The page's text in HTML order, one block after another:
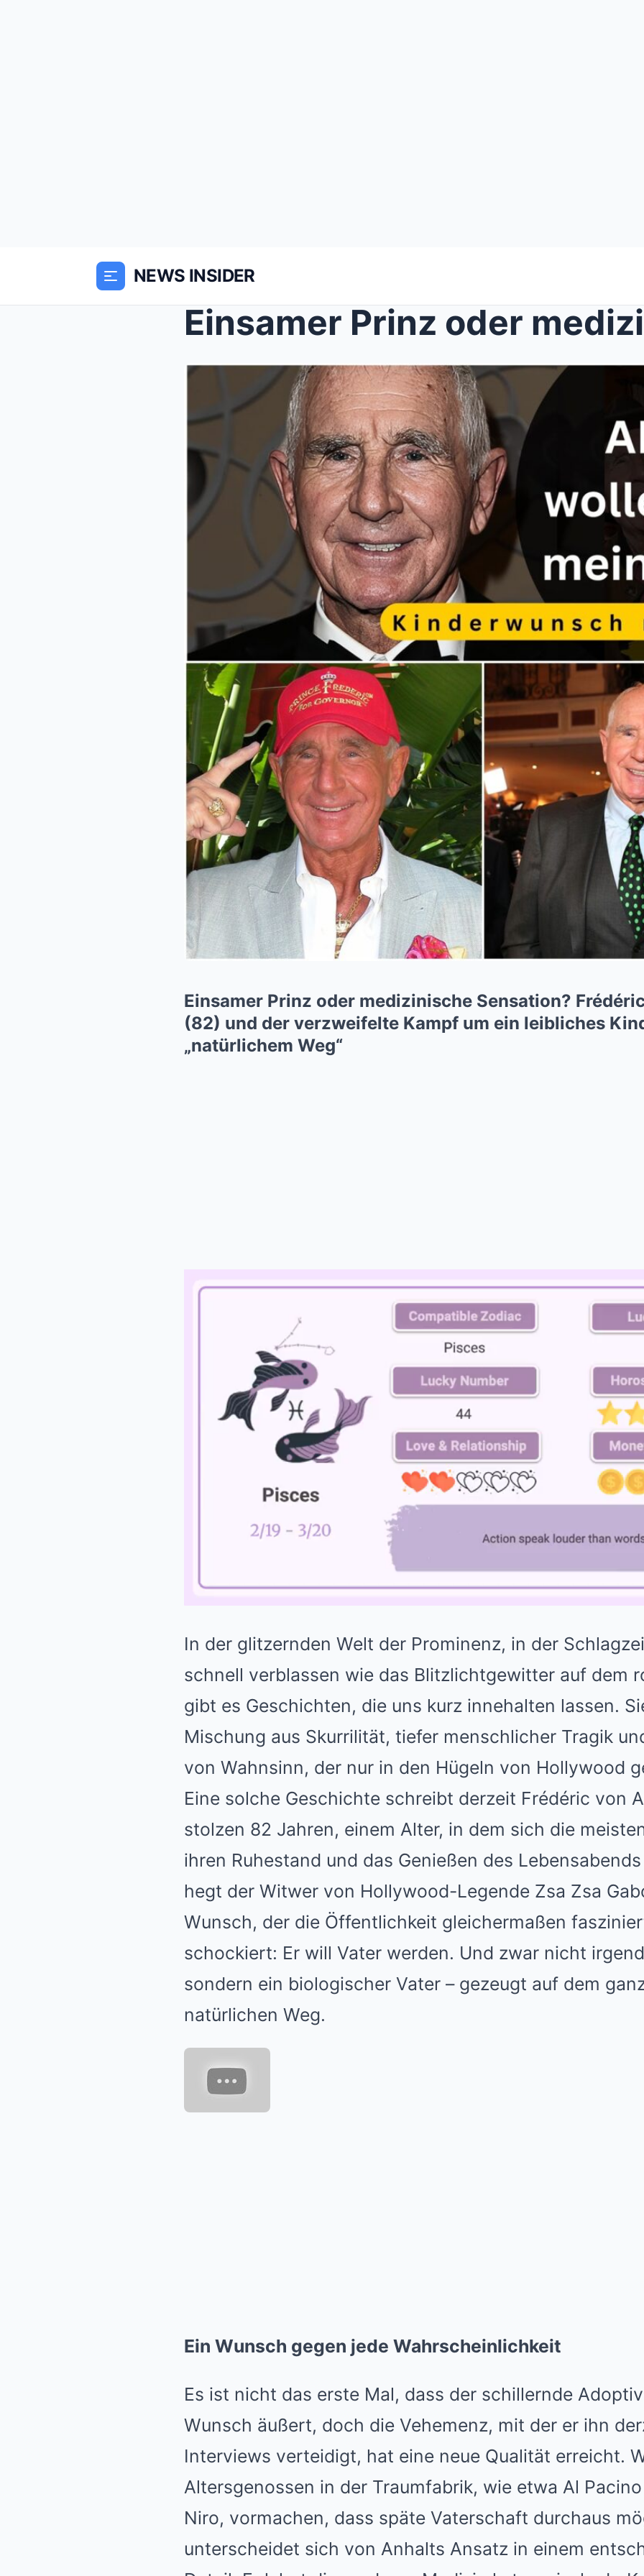
NEWS INSIDER
Einsamer Prinz oder medizinische Sensation?
(82) und der verzweifelte Kampf um ein leibliches
„natürlichem Weg“
In der glitzernden Welt der Prominenz, in der
schnell verblassen wie das Blitzlichtgewitter auf dem
gibt es Geschichten, die uns kurz innehalten lassen.
Mischung aus Skurrilität, tiefer menschlicher Tragik
von Wahnsinn, der nur in den Hügeln von Hollywood
Eine solche Geschichte schreibt derzeit Frédéric von
stolzen 82 Jahren, einem Alter, in dem sich die
ihren Ruhestand und das Genießen des
hegt der Witwer von Hollywood-Legende Zsa Zsa
Wunsch, der die Öffentlichkeit gleichermaßen
schockiert: Er will Vater werden. Und zwar nicht
sondern ein biologischer Vater – gezeugt auf dem
natürlichen Weg.
Ein Wunsch gegen jede Wahrscheinlichkeit
Es ist nicht das erste Mal, dass der schillernde
Wunsch äußert, doch die Vehemenz, mit der er ihn
Interviews verteidigt, hat eine neue Qualität erreicht.
Altersgenossen in der Traumfabrik, wie etwa Al
Niro, vormachen, dass späte Vaterschaft durchaus
unterscheidet sich von Anhalts Ansatz in einem